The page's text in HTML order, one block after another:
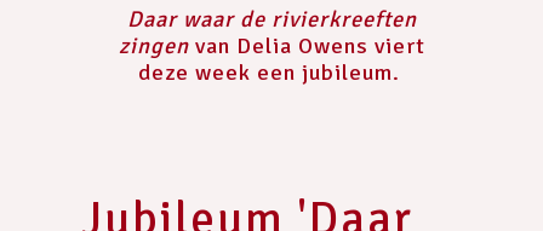
Daar waar de rivierkreeften
zingenvan Delia Owens viert
deze week een jubileum.
Jubileum 'Daar